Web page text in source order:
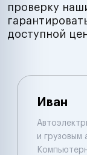
проверку
доступной
Иван
и грузовым